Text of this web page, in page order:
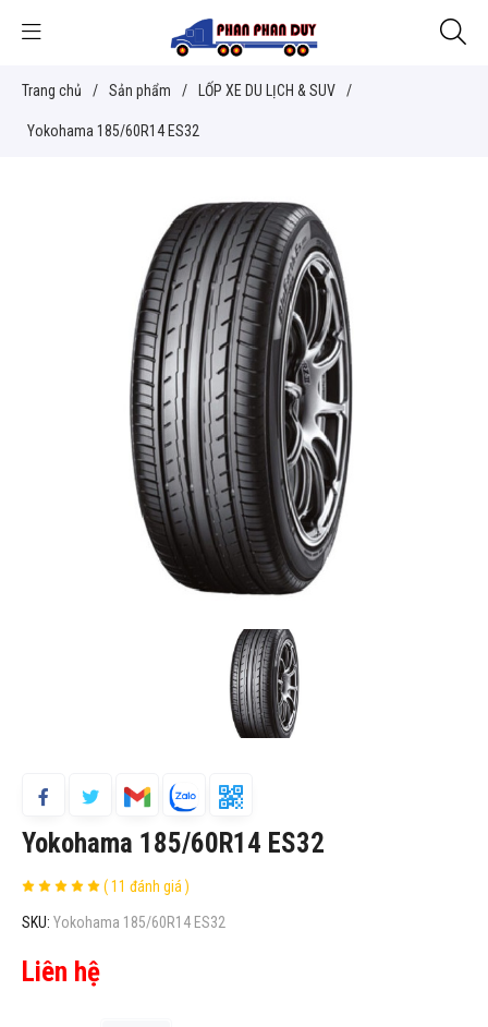
Trang chủ / Sản phẩm / LỐP XE DU LỊCH & SUV /
Yokohama 185/60R14 ES32
Yokohama 185/60R14 ES32
( 11 đánh giá )
SKU: Yokohama 185/60R14 ES32
Liên hệ